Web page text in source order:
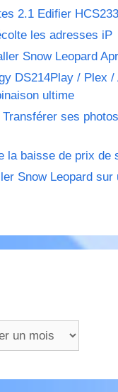
2.1 Edifier
les adresses iP
Snow Leopard
DS214Play / Plex /
ultime
ses
la baisse de prix de
Snow Leopard sur